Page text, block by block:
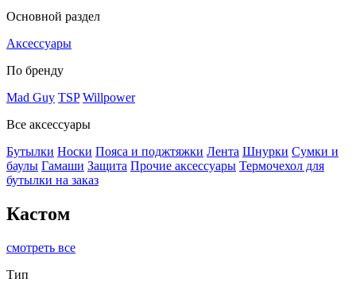
Основной раздел
Аксессуары
По бренду
Mad Guy TSP Willpower
Все аксессуары
Бутылки Носки Пояса и поджтяжки Лента Шнурки Сумки и
баулы Гамаши Защита Прочие аксессуары Термочехол для
бутылки на заказ
Кастом
смотреть все
Тип